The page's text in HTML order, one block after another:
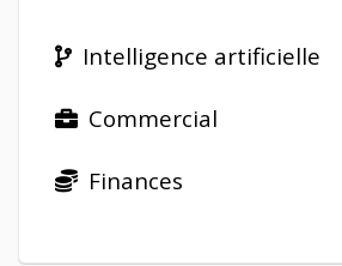
Intelligence artificielle
Commercial
Finances